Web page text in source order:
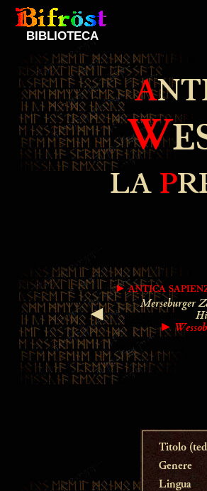
BIBLIOTECA
A
W
LA P
◄
► ANTICA
Merseburger
►
Titolo
Genere
Lingua